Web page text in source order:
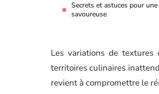
Secrets et astuces pour
savoureuse
Les variations de
territoires culinaires
revient à compromettre le